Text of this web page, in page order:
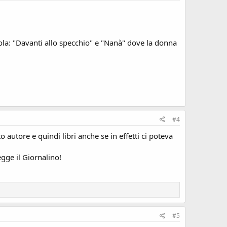
"Davanti allo specchio" e "Nanà" dove la donna
#4
autore e quindi libri anche se in effetti ci poteva
il Giornalino!
#5